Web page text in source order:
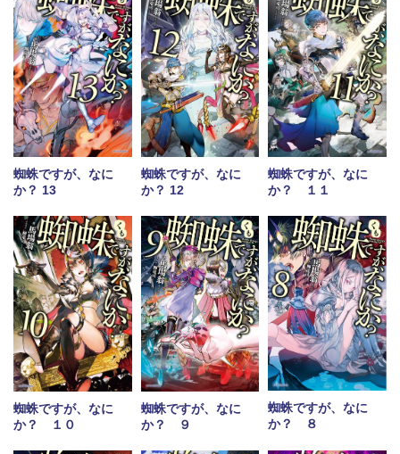
蜘蛛ですが、なに
か？ 13
蜘蛛ですが、なに
か？ 12
蜘蛛ですが、なに
か？ １１
蜘蛛ですが、なに
か？ １０
蜘蛛ですが、なに
か？ ９
蜘蛛ですが、なに
か？ ８